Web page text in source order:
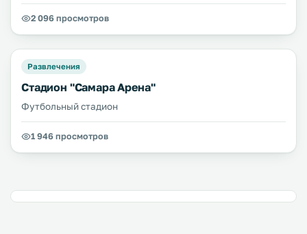
2 096 просмотров
Развлечения
Стадион "Самара Арена"
Футбольный стадион
1 946 просмотров